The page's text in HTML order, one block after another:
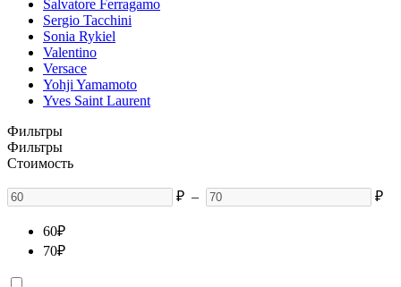
Salvatore Ferragamo
Sergio Tacchini
Sonia Rykiel
Valentino
Versace
Yohji Yamamoto
Yves Saint Laurent
Фильтры
Фильтры
Стоимость
₽ – ₽
60₽
70₽